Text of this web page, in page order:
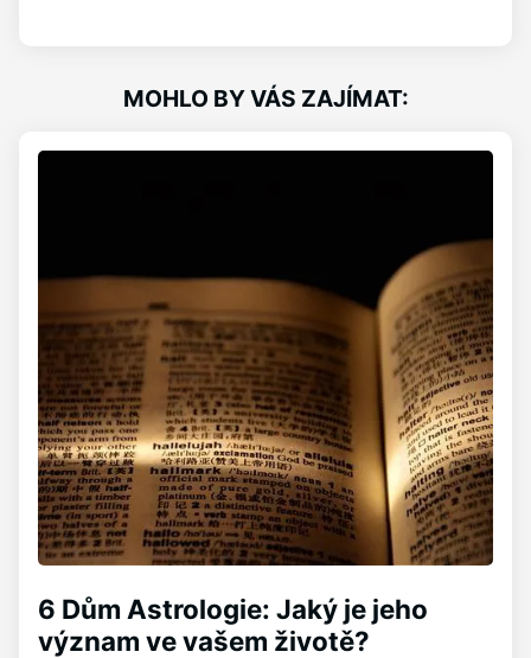
MOHLO BY VÁS ZAJÍMAT:
6 Dům Astrologie: Jaký je jeho
význam ve vašem životě?